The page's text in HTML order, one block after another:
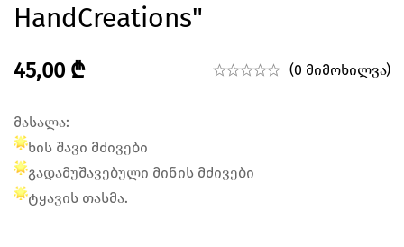
HandCreations"
45,00 ₾ (0 მიმოხილვა)
მასალა:
ხის შავი მძივები
გადამუშავებული მინის მძივები
ტყავის თასმა.